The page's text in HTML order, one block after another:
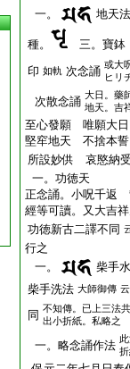
一。
地天法
種。
三。寶
印 如軌 次念誦 或大
ヒリ
次散念誦 大日。藥
地天。吉
至心發願 唯願大
堅窂地天 不捨本
所設妙供 哀愍納
一。功徳天
正念誦。小呪千返
經等可讀。又大吉
功徳新古二譯不同
行之
一。
柴手
柴手洗法 大師御傳
同 不知傳。已上三法共
出小折紙。私略之
一。略念誦作法